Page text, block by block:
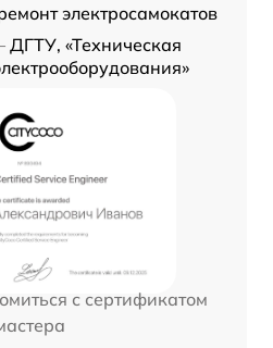
электросамокатов
ДГТУ, «Техническая
с сертификатом